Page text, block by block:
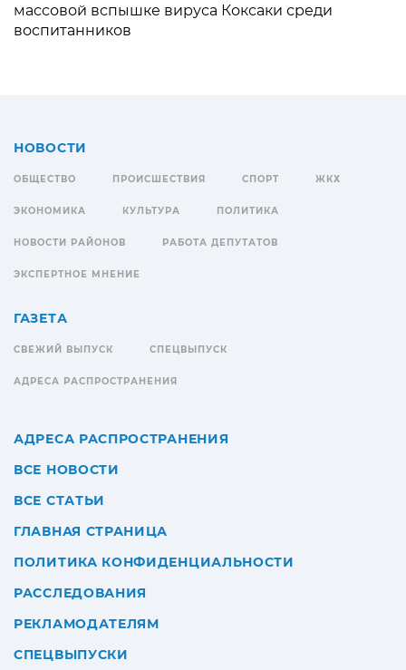
массовой вспышке вируса Коксаки среди
воспитанников
НОВОСТИ
ОБЩЕСТВО ПРОИСШЕСТВИЯ СПОРТ ЖКХ
ЭКОНОМИКА КУЛЬТУРА ПОЛИТИКА
НОВОСТИ РАЙОНОВ РАБОТА ДЕПУТАТОВ
ЭКСПЕРТНОЕ МНЕНИЕ
ГАЗЕТА
СВЕЖИЙ ВЫПУСК СПЕЦВЫПУСК
АДРЕСА РАСПРОСТРАНЕНИЯ
АДРЕСА РАСПРОСТРАНЕНИЯ
ВСЕ НОВОСТИ
ВСЕ СТАТЬИ
ГЛАВНАЯ СТРАНИЦА
ПОЛИТИКА КОНФИДЕНЦИАЛЬНОСТИ
РАССЛЕДОВАНИЯ
РЕКЛАМОДАТЕЛЯМ
СПЕЦВЫПУСКИ